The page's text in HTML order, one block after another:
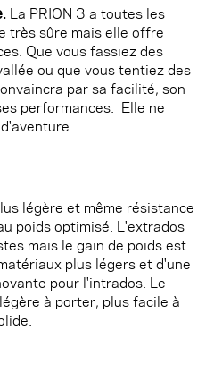
La PRION 3 a toutes les
très sûre mais elle offre
Que vous fassiez des
ou que vous tentiez des
par sa facilité, son
performances. Elle ne
légère et même résistance
poids optimisé. L'extrados
mais le gain de poids est
plus légers et d'une
pour l'intrados. Le
à porter, plus facile à